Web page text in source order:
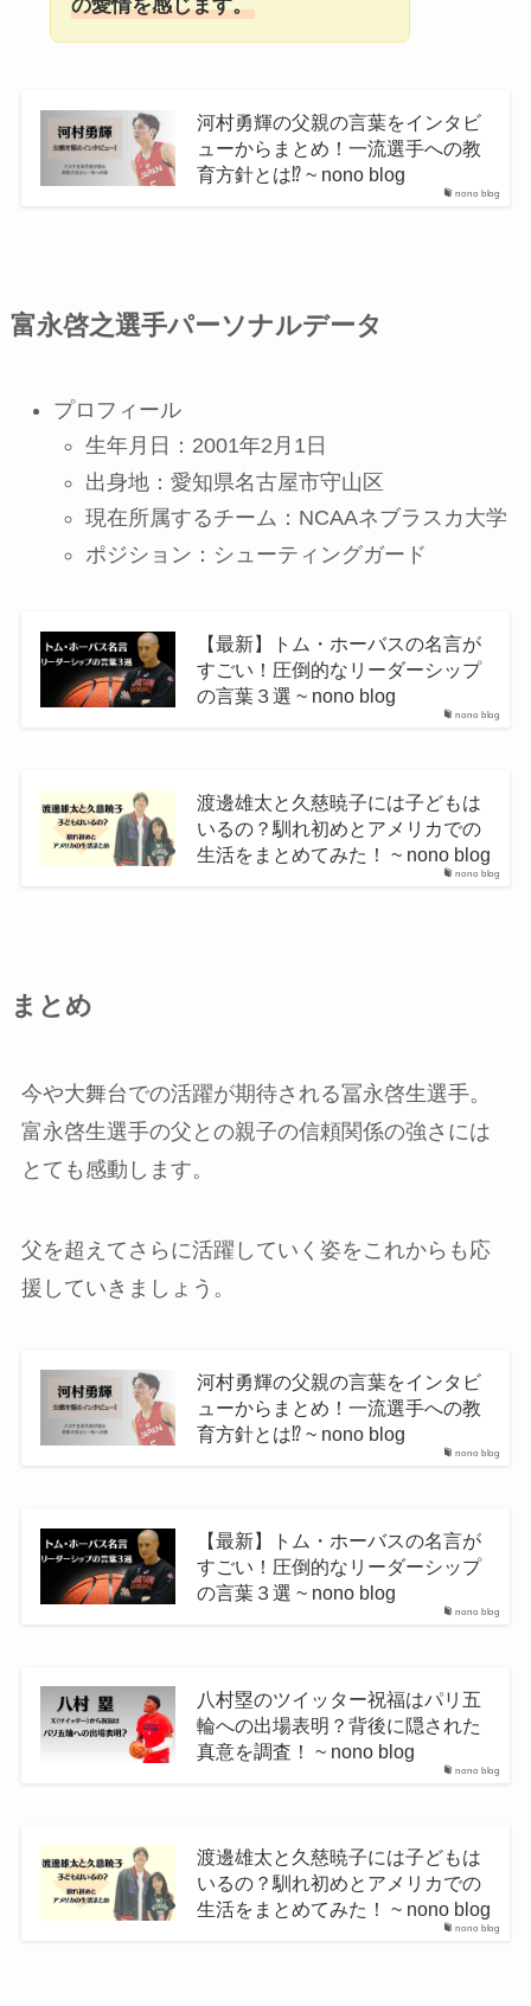
の愛情を感じます。
nono blog
河村勇輝の父親の言葉をインタビ
ューからまとめ！一流選手への教
育方針とは⁉︎ ~ nono blog
富永啓之選手パーソナルデータ
プロフィール
生年月日：2001年2月1日
出身地：愛知県名古屋市守山区
現在所属するチーム：NCAAネブラスカ大学
ポジション：シューティングガード
nono blog
【最新】トム・ホーバスの名言が
すごい！圧倒的なリーダーシップ
の言葉３選 ~ nono blog
nono blog
渡邊雄太と久慈暁子には子どもは
いるの？馴れ初めとアメリカでの
生活をまとめてみた！ ~ nono blog
まとめ
今や大舞台での活躍が期待される冨永啓生選手。
富永啓生選手の父との親子の信頼関係の強さには
とても感動します。
父を超えてさらに活躍していく姿をこれからも応
援していきましょう。
nono blog
河村勇輝の父親の言葉をインタビ
ューからまとめ！一流選手への教
育方針とは⁉︎ ~ nono blog
nono blog
【最新】トム・ホーバスの名言が
すごい！圧倒的なリーダーシップ
の言葉３選 ~ nono blog
nono blog
八村塁のツイッター祝福はパリ五
輪への出場表明？背後に隠された
真意を調査！ ~ nono blog
nono blog
渡邊雄太と久慈暁子には子どもは
いるの？馴れ初めとアメリカでの
生活をまとめてみた！ ~ nono blog